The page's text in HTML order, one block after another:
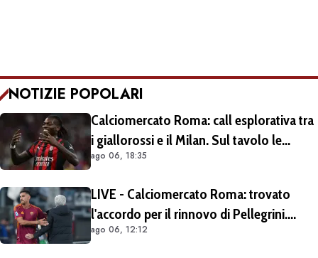
NOTIZIE POPOLARI
Calciomercato Roma: call esplorativa tra
i giallorossi e il Milan. Sul tavolo le
situazioni di Leao e Soulé
ago 06, 18:35
LIVE - Calciomercato Roma: trovato
l'accordo per il rinnovo di Pellegrini.
Prolungamento di un solo anno
ago 06, 12:12